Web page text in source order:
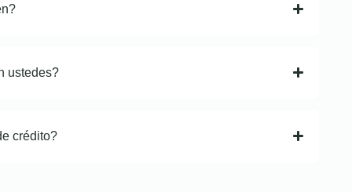
ustedes?
crédito?